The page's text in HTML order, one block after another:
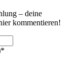
– deine
kommentieren!
*